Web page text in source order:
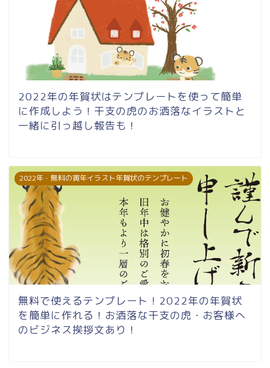
2022年の年賀状はテンプレートを使って簡単
に作成しよう！干支の虎のお洒落なイラストと
一緒に引っ越し報告も！
2022年・無料の寅年イラスト年賀状のテンプレート
無料で使えるテンプレート！2022年の年賀状
を簡単に作れる！お洒落な干支の虎・お客様へ
のビジネス挨拶文あり！